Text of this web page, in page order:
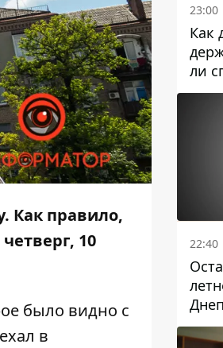
Как правило,
10
было видно с
в
23:00
Как
ли
22:40